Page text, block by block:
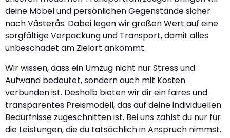
deine Möbel und persönlichen Gegenstände sicher
nach Västerås. Dabei legen wir großen Wert auf eine
sorgfältige Verpackung und Transport, damit alles
unbeschadet am Zielort ankommt.
Wir wissen, dass ein Umzug nicht nur Stress und
Aufwand bedeutet, sondern auch mit Kosten
verbunden ist. Deshalb bieten wir dir ein faires und
transparentes Preismodell, das auf deine individuellen
Bedürfnisse zugeschnitten ist. Bei uns zahlst du nur für
die Leistungen, die du tatsächlich in Anspruch nimmst.